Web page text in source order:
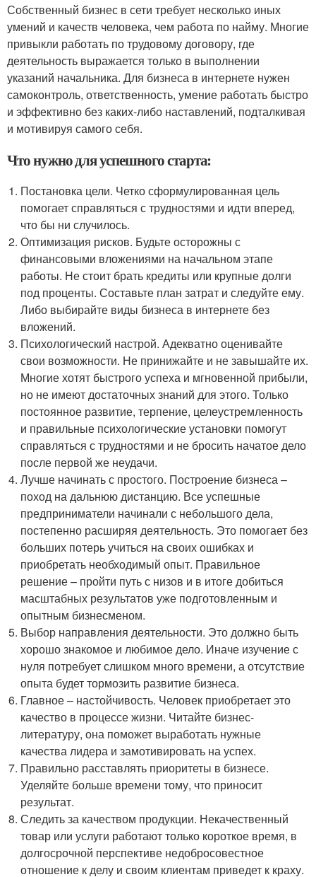
Собственный бизнес в сети требует несколько иных
умений и качеств человека, чем работа по найму. Многие
привыкли работать по трудовому договору, где
деятельность выражается только в выполнении
указаний начальника. Для бизнеса в интернете нужен
самоконтроль, ответственность, умение работать быстро
и эффективно без каких-либо наставлений, подталкивая
и мотивируя самого себя.
Что нужно для успешного старта:
Постановка цели. Четко сформулированная цель
помогает справляться с трудностями и идти вперед,
что бы ни случилось.
Оптимизация рисков. Будьте осторожны с
финансовыми вложениями на начальном этапе
работы. Не стоит брать кредиты или крупные долги
под проценты. Составьте план затрат и следуйте ему.
Либо выбирайте виды бизнеса в интернете без
вложений.
Психологический настрой. Адекватно оценивайте
свои возможности. Не принижайте и не завышайте их.
Многие хотят быстрого успеха и мгновенной прибыли,
но не имеют достаточных знаний для этого. Только
постоянное развитие, терпение, целеустремленность
и правильные психологические установки помогут
справляться с трудностями и не бросить начатое дело
после первой же неудачи.
Лучше начинать с простого. Построение бизнеса –
поход на дальнюю дистанцию. Все успешные
предприниматели начинали с небольшого дела,
постепенно расширяя деятельность. Это помогает без
больших потерь учиться на своих ошибках и
приобретать необходимый опыт. Правильное
решение – пройти путь с низов и в итоге добиться
масштабных результатов уже подготовленным и
опытным бизнесменом.
Выбор направления деятельности. Это должно быть
хорошо знакомое и любимое дело. Иначе изучение с
нуля потребует слишком много времени, а отсутствие
опыта будет тормозить развитие бизнеса.
Главное – настойчивость. Человек приобретает это
качество в процессе жизни. Читайте бизнес-
литературу, она поможет выработать нужные
качества лидера и замотивировать на успех.
Правильно расставлять приоритеты в бизнесе.
Уделяйте больше времени тому, что приносит
результат.
Следить за качеством продукции. Некачественный
товар или услуги работают только короткое время, в
долгосрочной перспективе недобросовестное
отношение к делу и своим клиентам приведет к краху.